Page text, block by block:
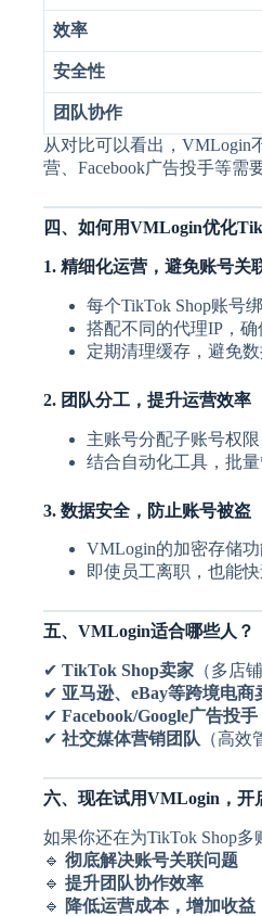
效率
安全性
团队协作
从对比可以看出，VMLogin
营、Facebook广告投手等需
四、如何用VMLogin优化
1. 精细化运营，避免账号关
每个TikTok Shop账号
搭配不同的代理IP，确
定期清理缓存，避免
2. 团队分工，提升运营效率
主账号分配子账号权
结合自动化工具，批
3. 数据安全，防止账号被盗
VMLogin的加密存储
即使员工离职，也能
五、VMLogin适合哪些人？
✔ TikTok Shop卖家 （多店
✔ 亚马逊、eBay等跨境电商
✔ Facebook/Google广告投手
✔ 社交媒体营销团队 （高效
六、现在试用VMLogin，开
如果你还在为TikTok Shop
🔹 彻底解决账号关联问题
🔹 提升团队协作效率
🔹 降低运营成本，增加收益